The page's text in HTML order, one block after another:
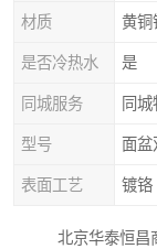
材质 黄铜
是否冷热水 是
同城服务 同城
型号 面盆
表面工艺 镀铬
北京华泰恒昌